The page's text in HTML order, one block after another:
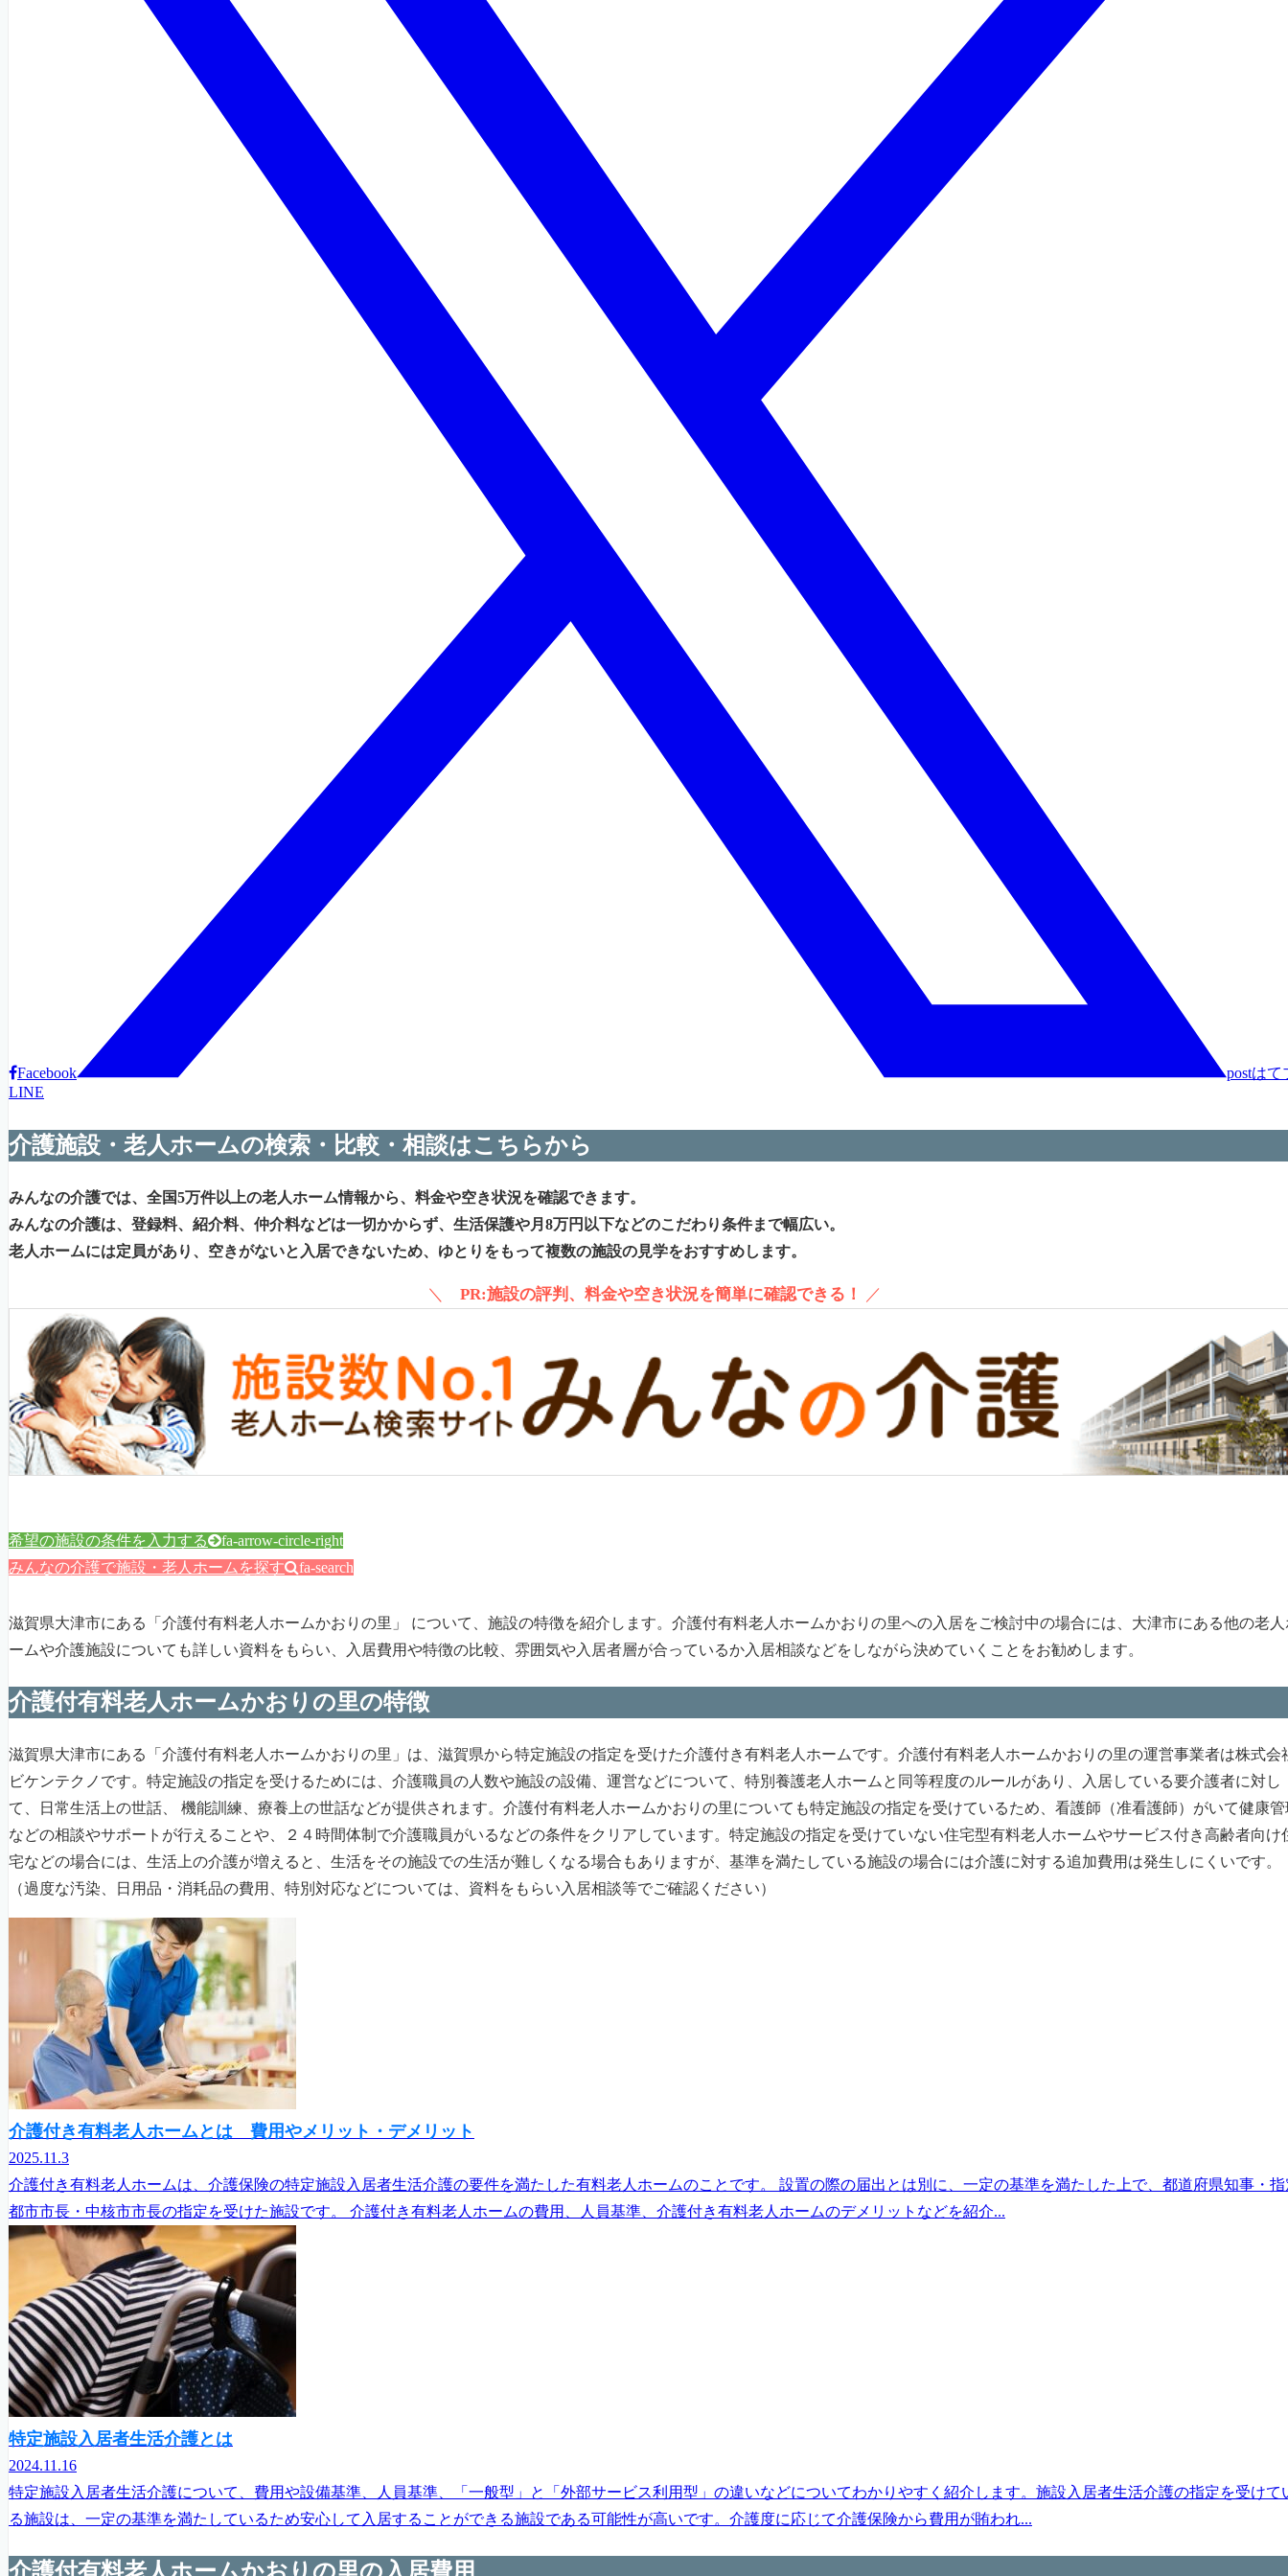
Facebook postはて
LINE
介護施設・老人ホームの検索・比較・相談はこちらから
みんなの介護では、全国5万件以上の老人ホーム情報から、料金や空き状況を確認できます。
みんなの介護は、登録料、紹介料、仲介料などは一切かからず、生活保護や月8万円以下などのこだわり条件まで幅広い。
老人ホームには定員があり、空きがないと入居できないため、ゆとりをもって複数の施設の見学をおすすめします。
＼ PR:施設の評判、料金や空き状況を簡単に確認できる！ ／
希望の施設の条件を入力する fa-arrow-circle-right
みんなの介護で施設・老人ホームを探す fa-search
滋賀県大津市にある「介護付有料老人ホームかおりの里」 について、施設の特徴を紹介します。介護付有料老人ホームかおりの里への入居をご検討中の場合には、大津市にある他の老人
ームや介護施設についても詳しい資料をもらい、入居費用や特徴の比較、雰囲気や入居者層が合っているか入居相談などをしながら決めていくことをお勧めします。
介護付有料老人ホームかおりの里の特徴
滋賀県大津市にある「介護付有料老人ホームかおりの里」は、滋賀県から特定施設の指定を受けた介護付き有料老人ホームです。介護付有料老人ホームかおりの里の運営事業者は株式会
ビケンテクノです。特定施設の指定を受けるためには、介護職員の人数や施設の設備、運営などについて、特別養護老人ホームと同等程度のルールがあり、入居している要介護者に対し
て、日常生活上の世話、 機能訓練、療養上の世話などが提供されます。介護付有料老人ホームかおりの里についても特定施設の指定を受けているため、看護師（准看護師）がいて健康管
などの相談やサポートが行えることや、２４時間体制で介護職員がいるなどの条件をクリアしています。特定施設の指定を受けていない住宅型有料老人ホームやサービス付き高齢者向け
宅などの場合には、生活上の介護が増えると、生活をその施設での生活が難しくなる場合もありますが、基準を満たしている施設の場合には介護に対する追加費用は発生しにくいです。
（過度な汚染、日用品・消耗品の費用、特別対応などについては、資料をもらい入居相談等でご確認ください）
介護付き有料老人ホームとは 費用やメリット・デメリット
2025.11.3
介護付き有料老人ホームは、介護保険の特定施設入居者生活介護の要件を満たした有料老人ホームのことです。 設置の際の届出とは別に、一定の基準を満たした上で、都道府県知事・指
都市市長・中核市市長の指定を受けた施設です。 介護付き有料老人ホームの費用、人員基準、介護付き有料老人ホームのデメリットなどを紹介...
特定施設入居者生活介護とは
2024.11.16
特定施設入居者生活介護について、費用や設備基準、人員基準、「一般型」と「外部サービス利用型」の違いなどについてわかりやすく紹介します。施設入居者生活介護の指定を受けて
る施設は、一定の基準を満たしているため安心して入居することができる施設である可能性が高いです。介護度に応じて介護保険から費用が賄われ...